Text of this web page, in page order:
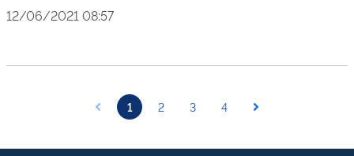
12/06/2021 08:57
1 2 3 4